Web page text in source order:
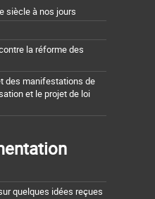
siècle à nos jours
la réforme des
des manifestations de
et le projet de loi
quelques idées reçues